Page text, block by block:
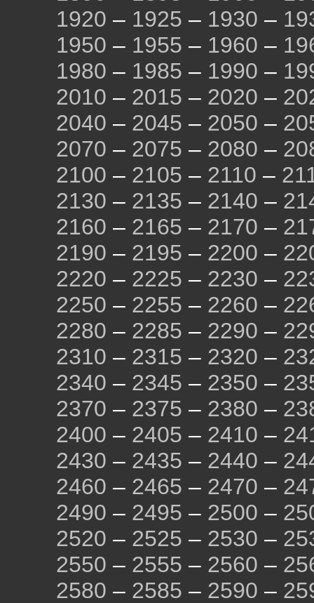
1920 – 1925 – 1930 –
1950 – 1955 – 1960 –
1980 – 1985 – 1990 –
2010 – 2015 – 2020 –
2040 – 2045 – 2050 –
2070 – 2075 – 2080 –
2100 – 2105 – 2110 –
2130 – 2135 – 2140 –
2160 – 2165 – 2170 –
2190 – 2195 – 2200 –
2220 – 2225 – 2230 –
2250 – 2255 – 2260 –
2280 – 2285 – 2290 –
2310 – 2315 – 2320 –
2340 – 2345 – 2350 –
2370 – 2375 – 2380 –
2400 – 2405 – 2410 –
2430 – 2435 – 2440 –
2460 – 2465 – 2470 –
2490 – 2495 – 2500 –
2520 – 2525 – 2530 –
2550 – 2555 – 2560 –
2580 – 2585 – 2590 –